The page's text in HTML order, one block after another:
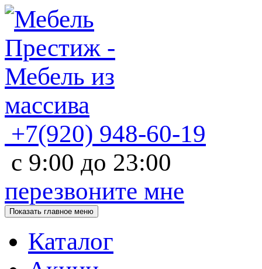
+7(920) 948-60-19
с 9:00 до 23:00
перезвоните мне
Показать главное меню
Каталог